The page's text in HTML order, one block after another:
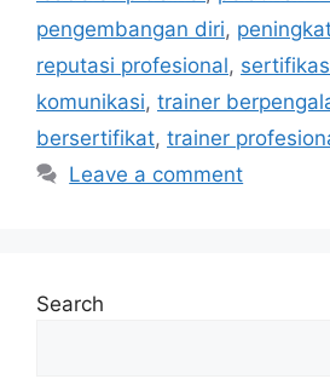
pengembangan diri,
reputasi profesional,
komunikasi, trainer
bersertifikat, trainer
Leave a comment
Search